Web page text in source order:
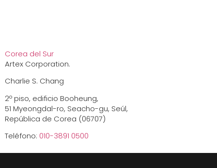
Corea del Sur
Artex Corporation.
Charlie S. Chang
2º piso, edificio Booheung,
51 Myeongdal-ro, Seacho-gu, Seúl,
República de Corea (06707)
Teléfono: 010-3891 0500